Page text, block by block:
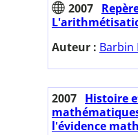
2007
Auteur : Barbin
2007 Histoire
l'évidence